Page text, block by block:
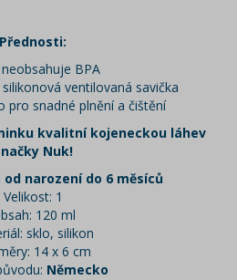
Přednosti:
neobsahuje BPA
ventilovaná savička
pro snadné plnění a čištění
kvalitní kojeneckou láhev
Nuk!
od narození do 6 měsíců
Velikost: 1
120 ml
sklo, silikon
14 x 6 cm
Německo